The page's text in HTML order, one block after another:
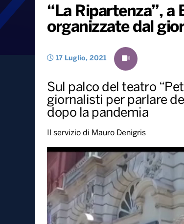
“La Ripartenza”, a
organizzate dal
17 Luglio, 2021
Sul palco del teatro
giornalisti per parlare
dopo la pandemia
Il servizio di Mauro Denigris